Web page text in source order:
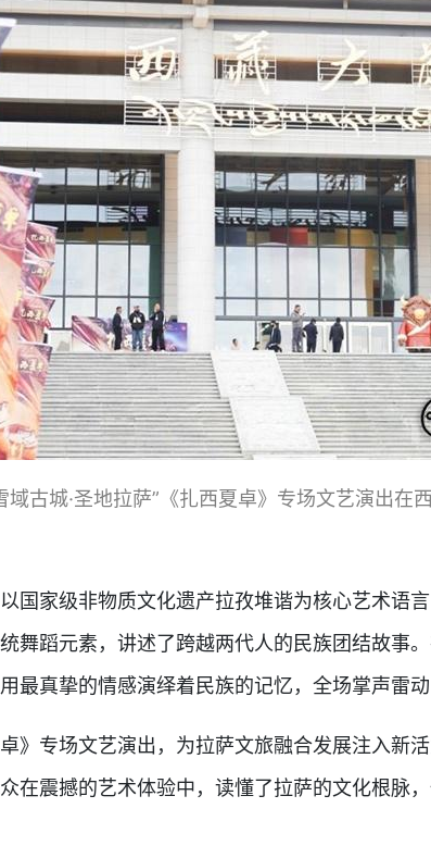
域古城·圣地拉萨”《扎西夏卓》专场文艺演出在
家级非物质文化遗产拉孜堆谐为核心艺术语言
舞蹈元素，讲述了跨越两代人的民族团结故事
最真挚的情感演绎着民族的记忆，全场掌声雷动
专场文艺演出，为拉萨文旅融合发展注入新
在震撼的艺术体验中，读懂了拉萨的文化根脉